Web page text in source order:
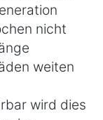
nicht
weiten
wird dies